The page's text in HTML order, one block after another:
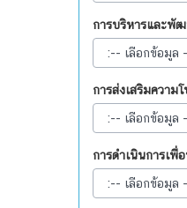
การบริหารและพั
การส่งเสริมความโ
การดำเนินการเพื่